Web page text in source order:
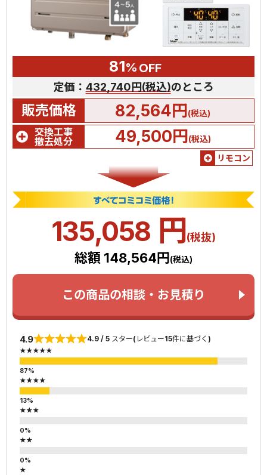
81% OFF
定価： 432,740円(税込)のところ
販売価格 82,564円(税込)
交換工事
撤去処分
49,500円(税込)
リモコン
135,058 円(税抜)
総額 148,564円 (税込)
この商品の相談・お見積り
4.9 4.9 / 5 スター(レビュー15件に基づく)
★★★★★
★★★★
★★★
★★
★